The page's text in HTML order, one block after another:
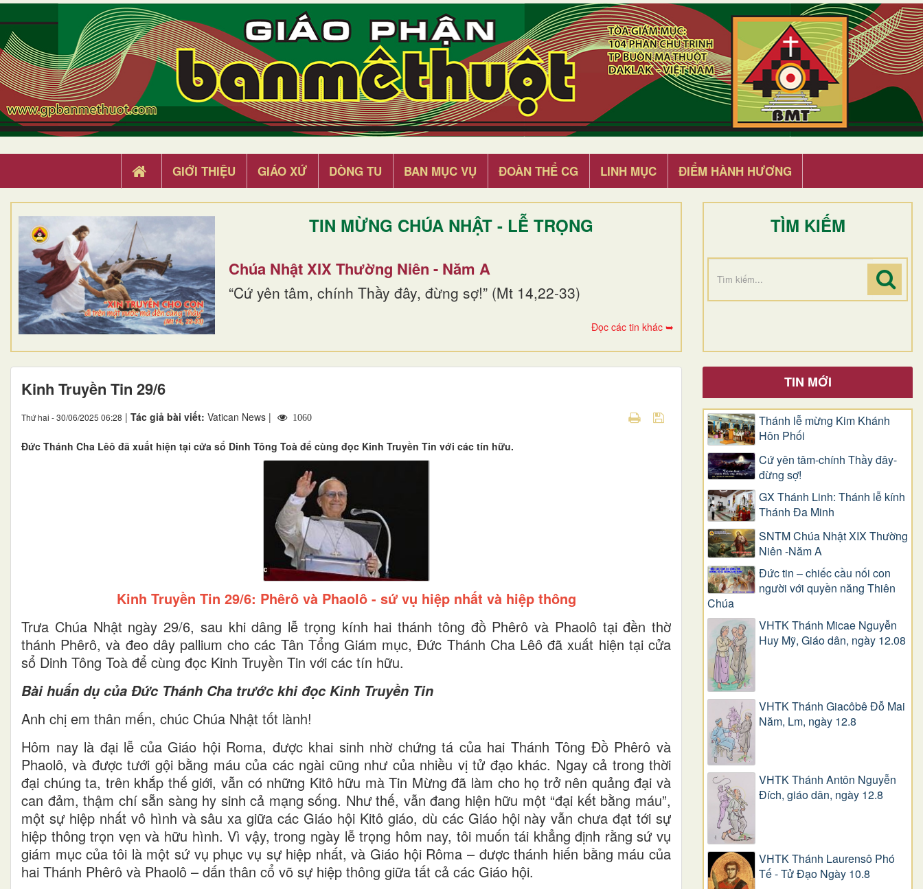
GIỚI THIỆU GIÁO XỨ DÒNG TU BAN MỤC VỤ ĐOÀN THỂ CG LINH MỤC ĐIỂM HÀNH HƯƠNG
TIN MỪNG CHÚA NHẬT - LỄ TRỌNG
Chúa Nhật XIX Thường Niên - Năm A
“Cứ yên tâm, chính Thầy đây, đừng sợ!” (Mt 14,22-33)
Đọc các tin khác ➥
TÌM KIẾM
Kinh Truyền Tin 29/6
Thứ hai - 30/06/2025 06:28 | Tác giả bài viết: Vatican News | 1060
Đức Thánh Cha Lêô đã xuất hiện tại cửa sổ Dinh Tông Toà để cùng đọc Kinh Truyền Tin với các tín hữu.
Kinh Truyền Tin 29/6: Phêrô và Phaolô - sứ vụ hiệp nhất và hiệp thông
Trưa Chúa Nhật ngày 29/6, sau khi dâng lễ trọng kính hai thánh tông đồ Phêrô và Phaolô tại đền thờ
thánh Phêrô, và đeo dây pallium cho các Tân Tổng Giám mục, Đức Thánh Cha Lêô đã xuất hiện tại cửa
sổ Dinh Tông Toà để cùng đọc Kinh Truyền Tin với các tín hữu.
Bài huấn dụ của Đức Thánh Cha trước khi đọc Kinh Truyền Tin
Anh chị em thân mến, chúc Chúa Nhật tốt lành!
Hôm nay là đại lễ của Giáo hội Roma, được khai sinh nhờ chứng tá của hai Thánh Tông Đồ Phêrô và
Phaolô, và được tưới gội bằng máu của các ngài cũng như của nhiều vị tử đạo khác. Ngay cả trong thời
đại chúng ta, trên khắp thế giới, vẫn có những Kitô hữu mà Tin Mừng đã làm cho họ trở nên quảng đại và
can đảm, thậm chí sẵn sàng hy sinh cả mạng sống. Như thế, vẫn đang hiện hữu một “đại kết bằng máu”,
một sự hiệp nhất vô hình và sâu xa giữa các Giáo hội Kitô giáo, dù các Giáo hội này vẫn chưa đạt tới sự
hiệp thông trọn vẹn và hữu hình. Vì vậy, trong ngày lễ trọng hôm nay, tôi muốn tái khẳng định rằng sứ vụ
giám mục của tôi là một sứ vụ phục vụ sự hiệp nhất, và Giáo hội Rôma – được thánh hiến bằng máu của
hai Thánh Phêrô và Phaolô – dấn thân cổ võ sự hiệp thông giữa tất cả các Giáo hội.
TIN MỚI
Thánh lễ mừng Kim Khánh
Hôn Phối
Cứ yên tâm-chính Thầy đây-
đừng sợ!
GX Thánh Linh: Thánh lễ kính
Thánh Đa Minh
SNTM Chúa Nhật XIX Thường
Niên -Năm A
Đức tin – chiếc cầu nối con
người với quyền năng Thiên
Chúa
VHTK Thánh Micae Nguyễn
Huy Mỹ, Giáo dân, ngày 12.08
VHTK Thánh Giacôbê Ðỗ Mai
Năm, Lm, ngày 12.8
VHTK Thánh Antôn Nguyễn
Ðích, giáo dân, ngày 12.8
VHTK Thánh Laurensô Phó
Tế - Tử Đạo Ngày 10.8